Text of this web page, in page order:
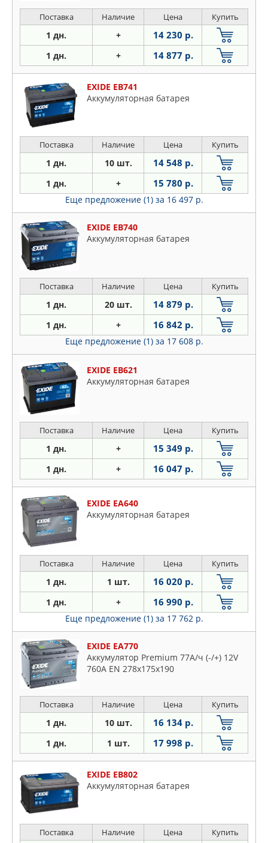
Поставка Наличие Цена Купить
1 дн. + 14 230 р.
1 дн. + 14 877 р.
EXIDE EB741
Аккумуляторная батарея
Поставка Наличие Цена Купить
1 дн. 10 шт. 14 548 р.
1 дн. + 15 780 р.
Еще предложение (1) за 16 497 р.
EXIDE EB740
Аккумуляторная батарея
Поставка Наличие Цена Купить
1 дн. 20 шт. 14 879 р.
1 дн. + 16 842 р.
Еще предложение (1) за 17 608 р.
EXIDE EB621
Аккумуляторная батарея
Поставка Наличие Цена Купить
1 дн. + 15 349 р.
1 дн. + 16 047 р.
EXIDE EA640
Аккумуляторная батарея
Поставка Наличие Цена Купить
1 дн. 1 шт. 16 020 р.
1 дн. + 16 990 р.
Еще предложение (1) за 17 762 р.
EXIDE EA770
Аккумулятор Premium 77A/ч (-/+) 12V
760A EN 278x175x190
Поставка Наличие Цена Купить
1 дн. 10 шт. 16 134 р.
1 дн. 1 шт. 17 998 р.
EXIDE EB802
Аккумуляторная батарея
Поставка Наличие Цена Купить